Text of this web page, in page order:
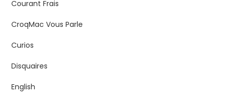
Courant Frais
CroqMac Vous Parle
Curios
Disquaires
English